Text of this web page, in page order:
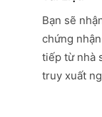
Bạn sẽ
chứng
tiếp từ nhà
truy xuất